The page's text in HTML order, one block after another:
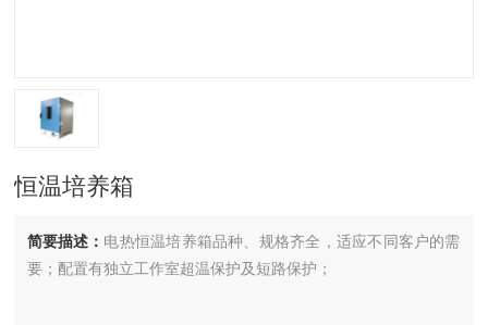
恒温培养箱
简要描述： 电热恒温培养箱品种、规格齐全，适应不同客户的需
要；配置有独立工作室超温保护及短路保护；